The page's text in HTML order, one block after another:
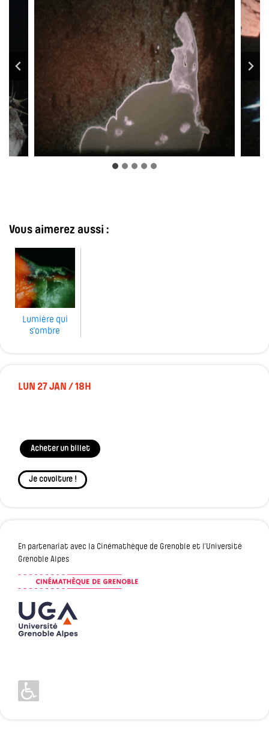
Vous aimerez aussi :
Lumière qui
s'ombre
LUN 27 JAN / 18H
Acheter un billet
Je covoiture !
En partenariat avec la Cinémathèque de Grenoble et l'Université
Grenoble Alpes